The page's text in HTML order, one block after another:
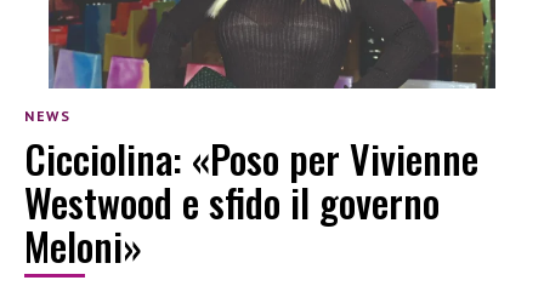
NEWS
Cicciolina: «Poso per Vivienne
Westwood e sfido il governo
Meloni»